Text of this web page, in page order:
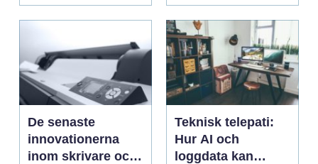
De senaste
innovationerna
inom skrivare och
Teknisk telepati:
Hur AI och
loggdata kan